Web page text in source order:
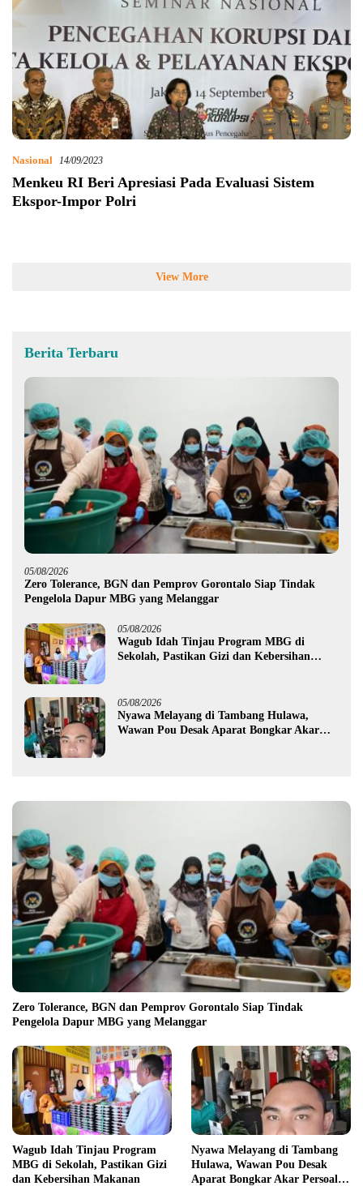
Nasional 14/09/2023
Menkeu RI Beri Apresiasi Pada Evaluasi Sistem
Ekspor-Impor Polri
View More
Berita Terbaru
05/08/2026
Zero Tolerance, BGN dan Pemprov Gorontalo Siap Tindak
Pengelola Dapur MBG yang Melanggar
05/08/2026
Wagub Idah Tinjau Program MBG di
Sekolah, Pastikan Gizi dan Kebersihan
05/08/2026
Nyawa Melayang di Tambang Hulawa,
Wawan Pou Desak Aparat Bongkar Akar
Zero Tolerance, BGN dan Pemprov Gorontalo Siap Tindak
Pengelola Dapur MBG yang Melanggar
Wagub Idah Tinjau Program
MBG di Sekolah, Pastikan Gizi
dan Kebersihan Makanan
Nyawa Melayang di Tambang
Hulawa, Wawan Pou Desak
Aparat Bongkar Akar Persoalan